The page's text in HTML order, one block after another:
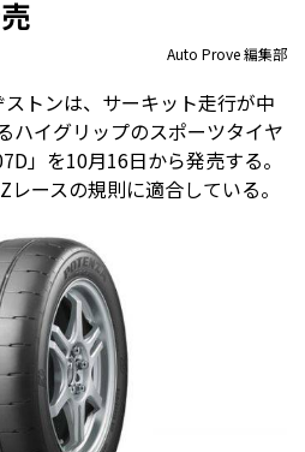
Auto Prove 編集部
トンは、サーキット走行が中
ハイグリップのスポーツタイヤ
」を10月16日から発売する。
ースの規則に適合している。